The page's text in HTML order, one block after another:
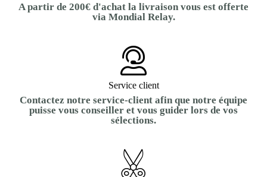
A partir de 200€ d'achat la livraison vous est offerte
via Mondial Relay.
Service client
Contactez notre service-client afin que notre équipe
puisse vous conseiller et vous guider lors de vos
sélections.